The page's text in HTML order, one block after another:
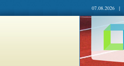
07.08.2026 |